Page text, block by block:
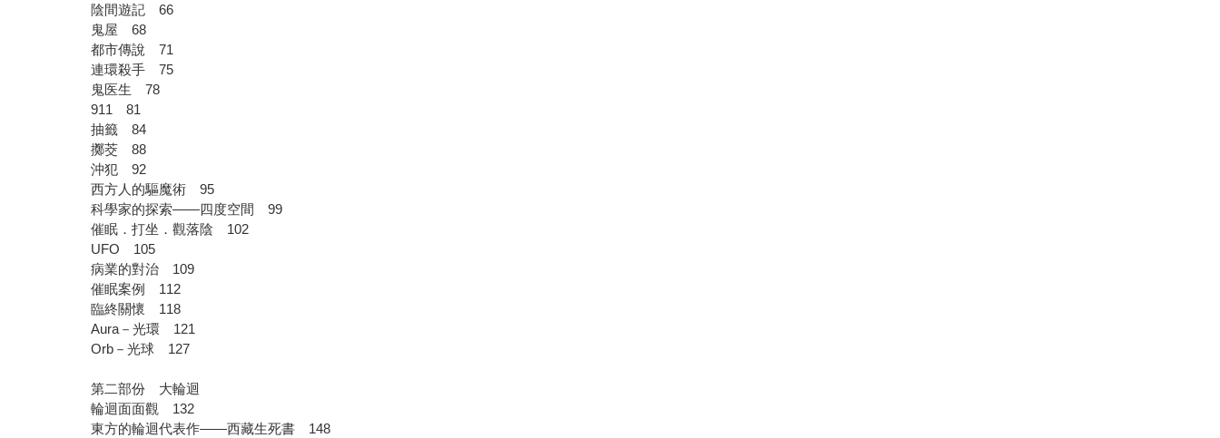
陰間遊記 66
鬼屋 68
都市傳說 71
連環殺手 75
鬼医生 78
911 81
抽籤 84
擲茭 88
沖犯 92
西方人的驅魔術 95
科學家的探索——四度空間 99
催眠．打坐．觀落陰 102
UFO 105
病業的對治 109
催眠案例 112
臨終關懷 118
Aura－光環 121
Orb－光球 127
第二部份 大輪迴
輪迴面面觀 132
東方的輪迴代表作——西藏生死書 148